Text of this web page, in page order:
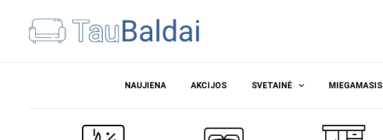
NAUJIENA AKCIJOS SVETAINĖ MIEGAMASIS